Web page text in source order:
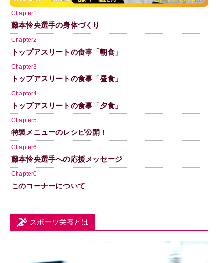
Chapter1
藤本怜央選手の身体づくり
Chapter2
トップアスリートの食事「朝食」
Chapter3
トップアスリートの食事「昼食」
Chapter4
トップアスリートの食事「夕食」
Chapter5
特製メニューのレシピ公開！
Chapter6
藤本怜央選手への応援メッセージ
Chapter0
このコーナーについて
スポーツ栄養とは